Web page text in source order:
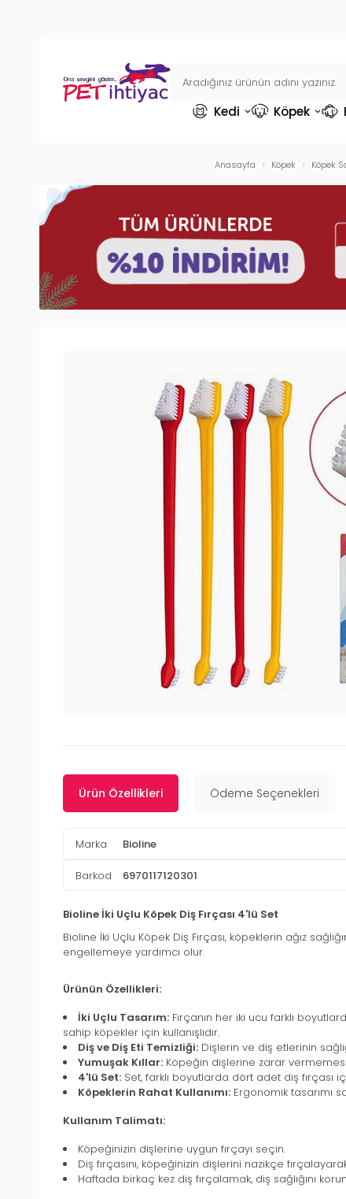
Kedi Köpek
Anasayfa Köpek Köpek
Ürün Özellikleri Ödeme Seçenekleri
Marka Bioline
Barkod 6970117120301
Bioline İki Uçlu Köpek Diş Fırçası 4'lü Set
Bioline İki Uçlu Köpek Diş Fırçası, köpeklerin ağız
engellemeye yardımcı olur.
Ürünün Özellikleri:
İki Uçlu Tasarım: Fırçanın her iki ucu farklı
sahip köpekler için kullanışlıdır.
Diş ve Diş Eti Temizliği: Dişlerin ve diş etlerinin
Yumuşak Kıllar: Köpeğin dişlerine zarar
4'lü Set: Set, farklı boyutlarda dört adet diş fırçası
Köpeklerin Rahat Kullanımı: Ergonomik tasarımı
Kullanım Talimatı:
Köpeğinizin dişlerine uygun fırçayı seçin.
Diş fırçasını, köpeğinizin dişlerini nazikçe
Haftada birkaç kez diş fırçalamak, diş sağlığını